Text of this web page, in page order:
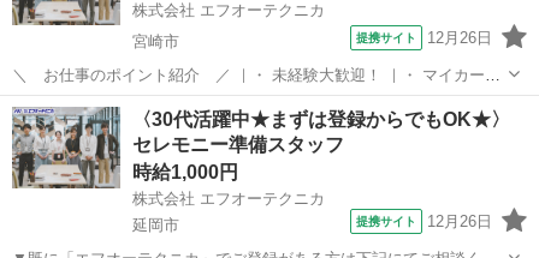
株式会社 エフオーテクニカ
宮崎市
提携サイト 12月26日
＼ お仕事のポイント紹介 ／ ｜・ 未経験大歓迎！ ｜・ マイカー通
勤OK/交通費支給(規定あり)！ ｜・ お友達紹介手当あり！ ｜・ 簡単作
業(軽作業)！ ｜・ 安心のフォロー体制！ ｜・ 週払いOK！急な出費に
も対応可能...
宮崎 宮崎市 その他
〈30代活躍中★まずは登録からでもOK★〉
セレモニー準備スタッフ
時給1,000円
株式会社 エフオーテクニカ
延岡市
提携サイト 12月26日